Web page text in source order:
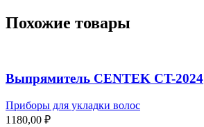
Похожие товары
Выпрямитель CENTEK CT-2024
Приборы для укладки волос
1180,00 ₽